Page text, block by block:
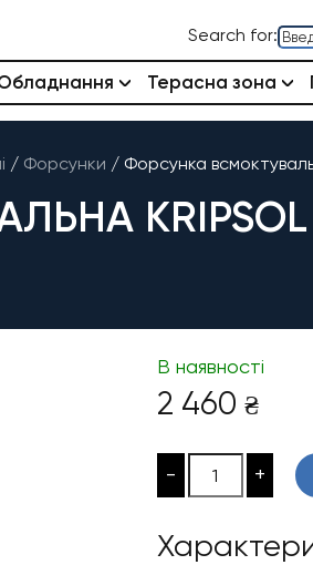
Search for:
Терасна зона
/ Форсунки / Форсунка
KRIPSOL
В наявності
2 460 ₴
- +